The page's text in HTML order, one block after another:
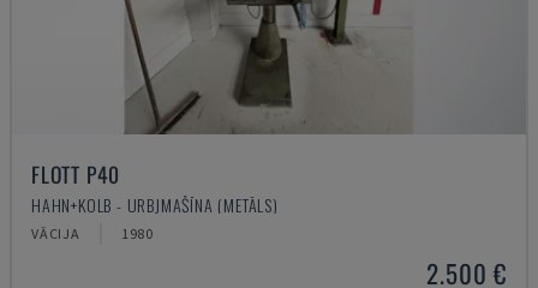
FLOTT P40
HAHN+KOLB - URBJMAŠĪNA (METĀLS)
VĀCIJA 1980
2.500 €